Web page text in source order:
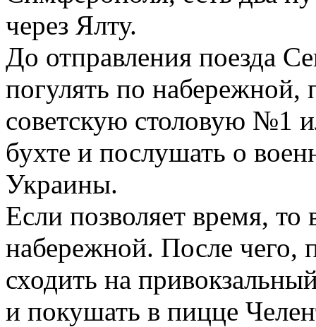
через Ялту.
До отправления поезда
погулять по набережной,
советскую столовую №1
бухте и послушать о
Украины.
Если позволяет время,
набережной. После чего,
сходить на
и покушать в пицце